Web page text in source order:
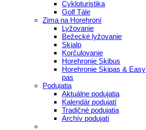
Cykloturistika
Golf Tále
Zima na Horehroní
Lyžovanie
Bežecké lyžovanie
Skialp
Korčulovanie
Horehronie Skibus
Horehronie Skipas & Easy
pas
Podujatia
Aktuálne podujatia
Kalendár podujatí
Tradičné podujatia
Archív podujatí